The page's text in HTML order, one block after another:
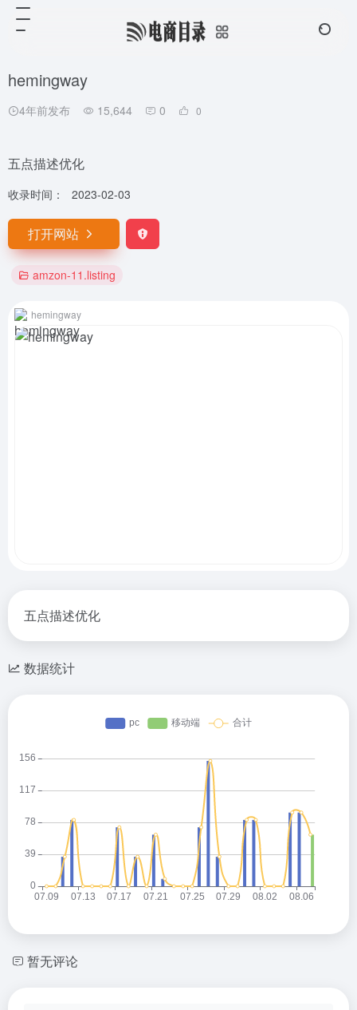
hemingway
4年前发布 15,644 0 0
五点描述优化
收录时间： 2023-02-03
打开网站
amzon-11.listing
hemingway
五点描述优化
数据统计
暂无评论